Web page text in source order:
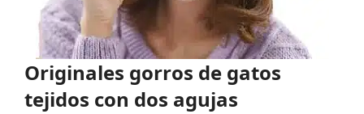
Originales gorros de gatos
tejidos con dos agujas